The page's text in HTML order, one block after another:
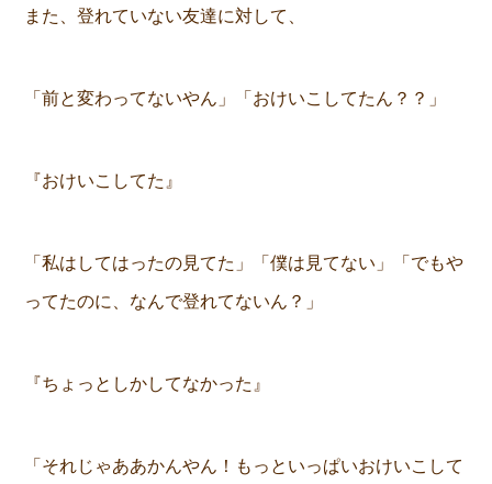
また、登れていない友達に対して、
「前と変わってないやん」「おけいこしてたん？？」
『おけいこしてた』
「私はしてはったの見てた」「僕は見てない」「でもや
ってたのに、なんで登れてないん？」
『ちょっとしかしてなかった』
「それじゃああかんやん！もっといっぱいおけいこして